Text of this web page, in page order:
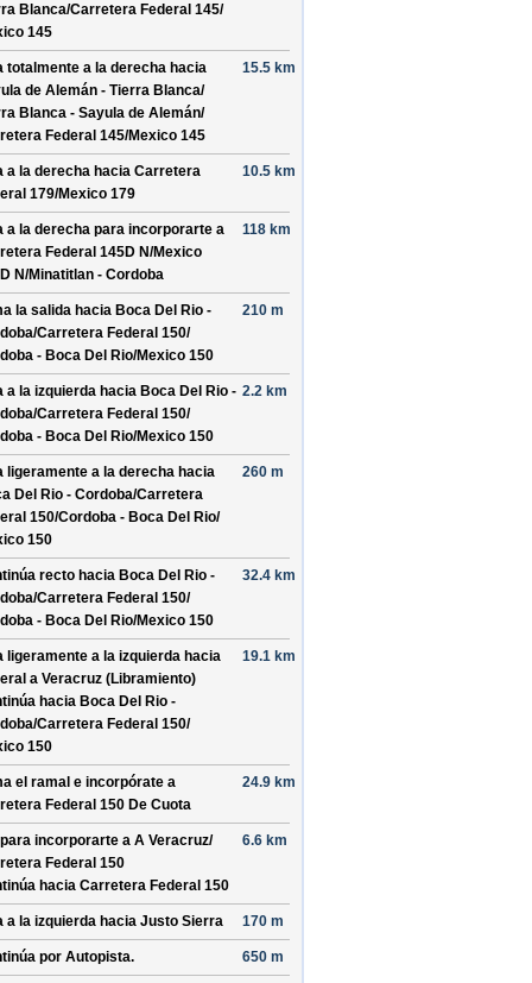
Blanca/Carretera Federal 145/
145
totalmente a la derecha hacia
de Alemán - Tierra Blanca/
Blanca - Sayula de Alemán/
Federal 145/Mexico 145
15.5 km
a la derecha hacia Carretera
179/Mexico 179
10.5 km
a la derecha para incorporarte a
Federal 145D N/Mexico
N/Minatitlan - Cordoba
118 km
la salida hacia Boca Del Rio -
Carretera Federal 150/
- Boca Del Rio/Mexico 150
210 m
a la izquierda hacia Boca Del Rio -
Carretera Federal 150/
- Boca Del Rio/Mexico 150
2.2 km
ligeramente a la derecha hacia
Del Rio - Cordoba/Carretera
150/Cordoba - Boca Del Rio/
150
260 m
recto hacia Boca Del Rio -
Carretera Federal 150/
- Boca Del Rio/Mexico 150
32.4 km
ligeramente a la izquierda hacia
a Veracruz (Libramiento)
hacia Boca Del Rio -
Carretera Federal 150/
150
19.1 km
el ramal e incorpórate a
Federal 150 De Cuota
24.9 km
incorporarte a A Veracruz/
Federal 150
hacia Carretera Federal 150
6.6 km
a la izquierda hacia Justo Sierra 170 m
por Autopista. 650 m